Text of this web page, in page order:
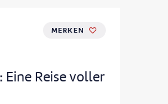
MERKEN
Eine Reise voller